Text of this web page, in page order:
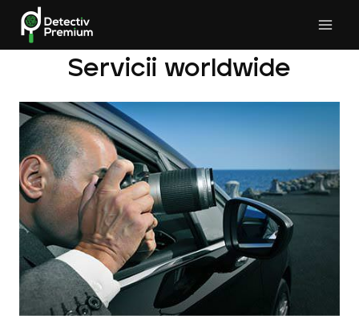
Skip
content
Servicii worldwide